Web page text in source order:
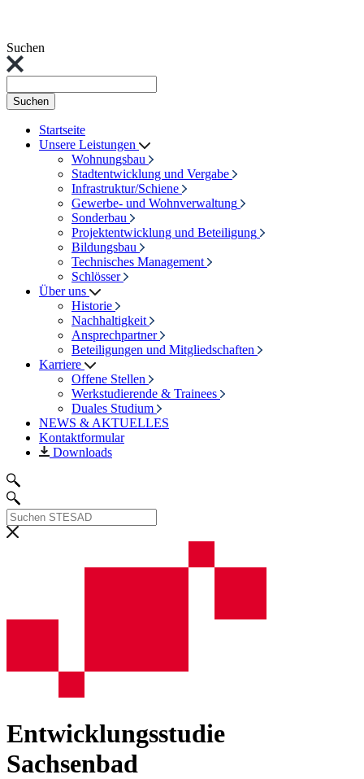
Suchen
Suchen
Startseite
Unsere Leistungen
Wohnungsbau
Stadtentwicklung und Vergabe
Infrastruktur/Schiene
Gewerbe- und Wohnverwaltung
Sonderbau
Projektentwicklung und Beteiligung
Bildungsbau
Technisches Management
Schlösser
Über uns
Historie
Nachhaltigkeit
Ansprechpartner
Beteiligungen und Mitgliedschaften
Karriere
Offene Stellen
Werkstudierende & Trainees
Duales Studium
NEWS & AKTUELLES
Kontaktformular
Downloads
Entwicklungsstudie
Sachsenbad